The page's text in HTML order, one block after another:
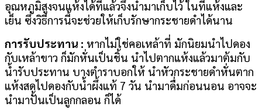
อุณหภูมิสูงจนแห้งได้ที่แล้วจึงนำมาเก็บไว้ ในที่แห้งและ
เย็น ซึ่งวิธีการนี้จะช่วยให้เก็บรักษากระชายดำได้นาน
การรับประทาน : หากไม่ใช่คอเหล้าที่ มักนิยมนำไปดอง
กับเหล้าขาว ก็มักหั่นเป็นชิ้น นำไปตากแห้งแล้วมาต้มกับ
น้ำรับประทาน บางตำราบอกให้ นำหัวกระชายดำหั่นตาก
แห้งสดไปดองกับน้ำผึ้งแท้ 7 วัน นำมาดื่มก่อนนอน อาจจะ
นำมาปั้นเป็นลูกกลอน ก็ได้